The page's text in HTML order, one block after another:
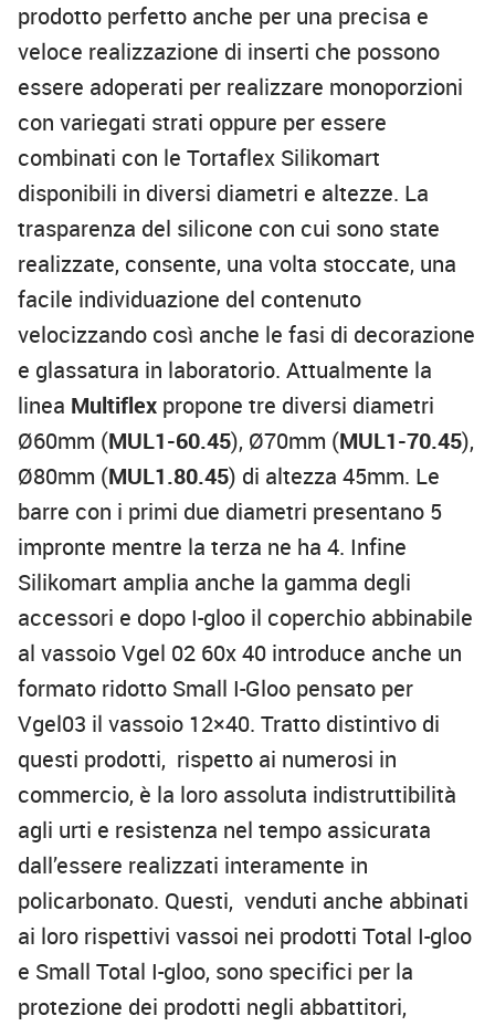
prodotto perfetto anche per una precisa e
veloce realizzazione di inserti che possono
essere adoperati per realizzare monoporzioni
con variegati strati oppure per essere
combinati con le Tortaflex Silikomart
disponibili in diversi diametri e altezze. La
trasparenza del silicone con cui sono state
realizzate, consente, una volta stoccate, una
facile individuazione del contenuto
velocizzando così anche le fasi di decorazione
e glassatura in laboratorio. Attualmente la
linea Multiflex propone tre diversi diametri
Ø60mm (MUL1-60.45), Ø70mm (MUL1-70.45),
Ø80mm (MUL1.80.45) di altezza 45mm. Le
barre con i primi due diametri presentano 5
impronte mentre la terza ne ha 4. Infine
Silikomart amplia anche la gamma degli
accessori e dopo I-gloo il coperchio abbinabile
al vassoio Vgel 02 60x 40 introduce anche un
formato ridotto Small I-Gloo pensato per
Vgel03 il vassoio 12×40. Tratto distintivo di
questi prodotti, rispetto ai numerosi in
commercio, è la loro assoluta indistruttibilità
agli urti e resistenza nel tempo assicurata
dall’essere realizzati interamente in
policarbonato. Questi, venduti anche abbinati
ai loro rispettivi vassoi nei prodotti Total I-gloo
e Small Total I-gloo, sono specifici per la
protezione dei prodotti negli abbattitori,